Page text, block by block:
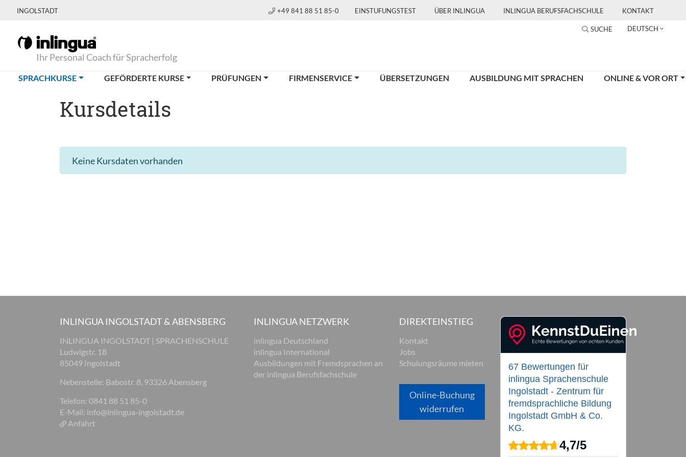
INGOLSTADT +49 841 88 51 85-0 EINSTUFUNGSTEST ÜBER INLINGUA INLINGUA BERUFSFACHSCHULE KONTAKT
SUCHE DEUTSCH
Ihr Personal Coach für Spracherfolg
SPRACHKURSE(CURRENT)GEFÖRDERTE KURSE PRÜFUNGEN FIRMENSERVICE ÜBERSETZUNGEN AUSBILDUNG MIT SPRACHEN ONLINE & VOR ORT
Kursdetails
Keine Kursdaten vorhanden
INLINGUA INGOLSTADT & ABENSBERG
INLINGUA INGOLSTADT | SPRACHENSCHULE
Ludwigstr. 18
85049 Ingolstadt
Nebenstelle: Babostr. 8, 93326 Abensberg
Telefon: 0841 88 51 85-0
E-Mail: info@inlingua-ingolstadt.de
Anfahrt
INLINGUA NETZWERK
inlingua Deutschland
inlingua International
Ausbildungen mit Fremdsprachen an
der inlingua Berufsfachschule
DIREKTEINSTIEG
Kontakt
Jobs
Schulungsräume mieten
Online-Buchung
widerrufen
67 Bewertungen für
inlingua Sprachenschule
Ingolstadt - Zentrum für
fremdsprachliche Bildung
Ingolstadt GmbH & Co.
KG.
4,7/5